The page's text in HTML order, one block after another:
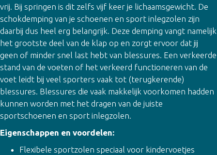
vrij. Bij springen is dit zelfs vijf keer je lichaamsgewicht. De
schokdemping van je schoenen en sport inlegzolen zijn
daarbij dus heel erg belangrijk. Deze demping vangt namelijk
het grootste deel van de klap op en zorgt ervoor dat jij
geen of minder snel last hebt van blessures. Een verkeerde
stand van de voeten of het verkeerd functioneren van de
voet leidt bij veel sporters vaak tot (terugkerende)
blessures. Blessures die vaak makkelijk voorkomen hadden
kunnen worden met het dragen van de juiste
sportschoenen en sport inlegzolen.
Eigenschappen en voordelen:
Flexibele sportzolen speciaal voor kindervoetjes